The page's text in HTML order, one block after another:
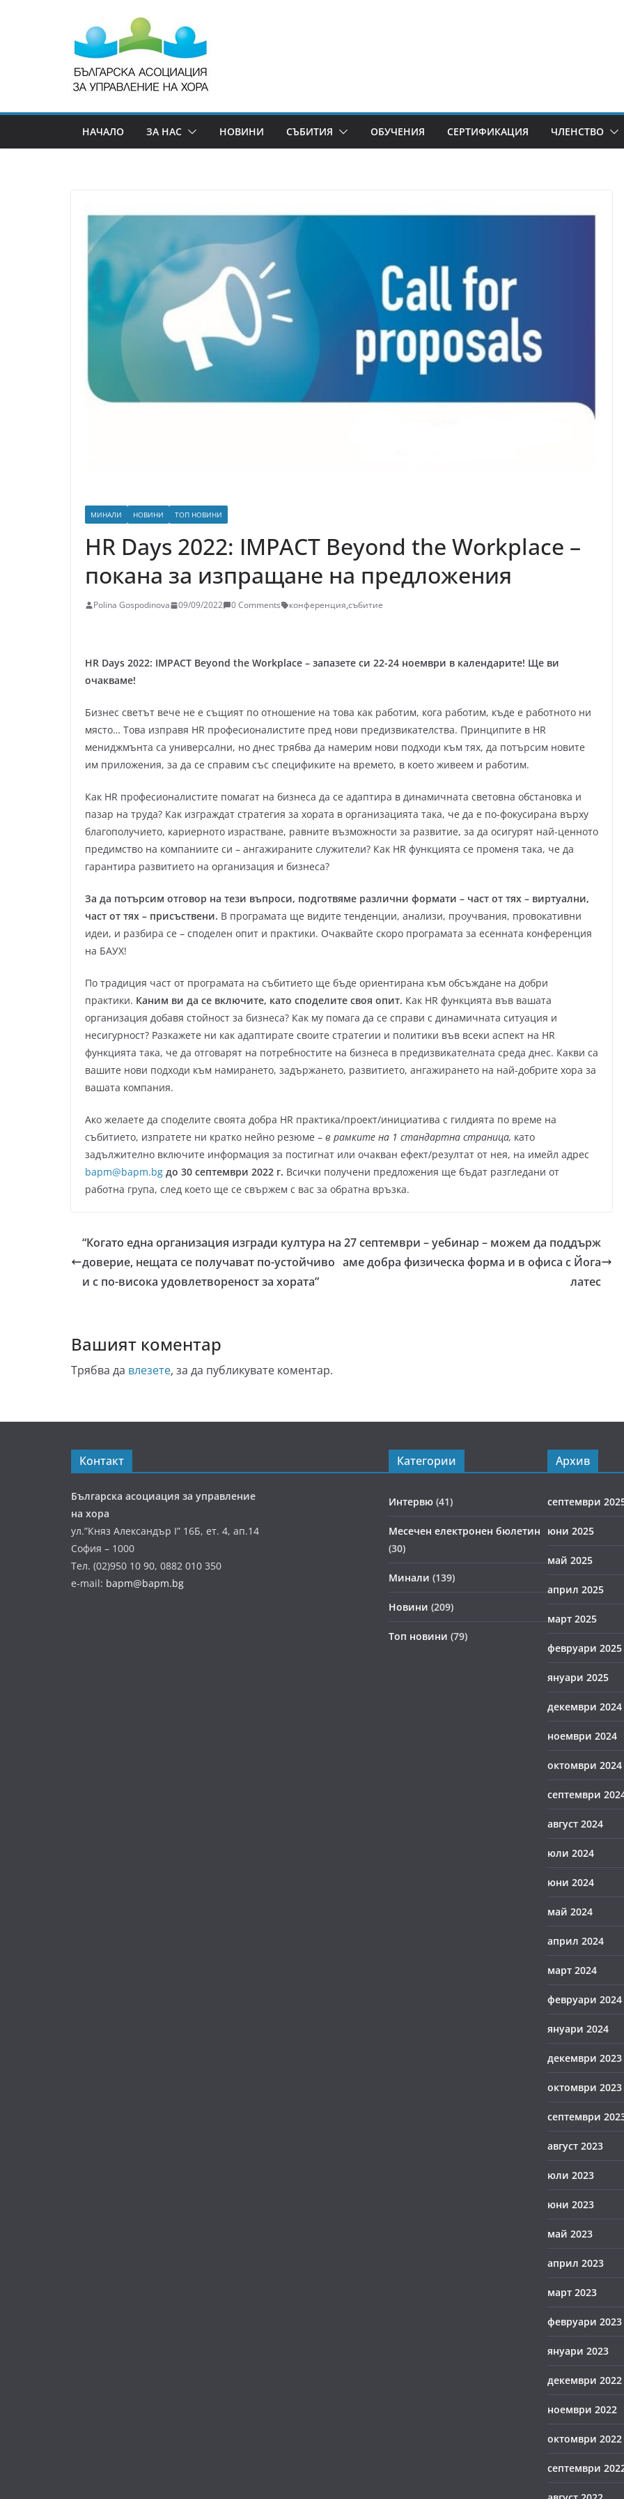
НАЧАЛО ЗА НАС НОВИНИ СЪБИТИЯ ОБУЧЕНИЯ СЕРТИФИКАЦИЯ ЧЛЕНСТВО
МИНАЛИ НОВИНИ ТОП НОВИНИ
HR Days 2022: IMPACT Beyond the Workplace –
покана за изпращане на предложения
Polina Gospodinova 09/09/2022 0 Comments конференция,събитие
HR Days 2022: IMPACT Beyond the Workplace – запазете си 22-24 ноември в календарите! Ще ви
очакваме!
Бизнес светът вече не е същият по отношение на това как работим, кога работим, къде е работното ни
място… Това изправя HR професионалистите пред нови предизвикателства. Принципите в HR
мениджмънта са универсални, но днес трябва да намерим нови подходи към тях, да потърсим новите
им приложения, за да се справим със спецификите на времето, в което живеем и работим.
Как HR професионалистите помагат на бизнеса да се адаптира в динамичната световна обстановка и
пазар на труда? Как изграждат стратегия за хората в организацията така, че да е по-фокусирана върху
благополучието, кариерното израстване, равните възможности за развитие, за да осигурят най-ценното
предимство на компаниите си – ангажираните служители? Как HR функцията се променя така, че да
гарантира развитието на организация и бизнеса?
За да потърсим отговор на тези въпроси, подготвяме различни формати – част от тях – виртуални,
част от тях – присъствени. В програмата ще видите тенденции, анализи, проучвания, провокативни
идеи, и разбира се – споделен опит и практики. Очаквайте скоро програмата за есенната конференция
на БАУХ!
По традиция част от програмата на събитието ще бъде ориентирана към обсъждане на добри
практики. Каним ви да се включите, като споделите своя опит. Как HR функцията във вашата
организация добавя стойност за бизнеса? Как му помага да се справи с динамичната ситуация и
несигурност? Разкажете ни как адаптирате своите стратегии и политики във всеки аспект на HR
функцията така, че да отговарят на потребностите на бизнеса в предизвикателната среда днес. Какви са
вашите нови подходи към намирането, задържането, развитието, ангажирането на най-добрите хора за
вашата компания.
Ако желаете да споделите своята добра HR практика/проект/инициатива с гилдията по време на
събитието, изпратете ни кратко нейно резюме – в рамките на 1 стандартна страница, като
задължително включите информация за постигнат или очакван ефект/резултат от нея, на имейл адрес
bapm@bapm.bg до 30 септември 2022 г. Всички получени предложения ще бъдат разгледани от
работна група, след което ще се свържем с вас за обратна връзка.
“Когато една организация изгради култура на
доверие, нещата се получават по-устойчиво
и с по-висока удовлетвореност за хората”
27 септември – уебинар – можем да поддърж
аме добра физическа форма и в офиса с Йога
латес
Вашият коментар
Трябва да влезете, за да публикувате коментар.
Контакт
Българска асоциация за управление
на хора
ул.”Княз Александър І” 16Б, ет. 4, ап.14
София – 1000
Тел. (02)950 10 90, 0882 010 350
e-mail: bapm@bapm.bg
Категории
Интервю (41)
Месечен електронен бюлетин
(30)
Минали (139)
Новини (209)
Топ новини (79)
Архив
септември
юни 2025
май 2025
април 2025
март 2025
февруари 2025
януари 2025
декември 2024
ноември 2024
октомври 2024
септември
август 2024
юли 2024
юни 2024
май 2024
април 2024
март 2024
февруари 2024
януари 2024
декември 2023
октомври 2023
септември
август 2023
юли 2023
юни 2023
май 2023
април 2023
март 2023
февруари 2023
януари 2023
декември 2022
ноември 2022
октомври 2022
септември